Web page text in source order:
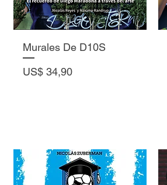
Vista rápida
Murales De D10S
Precio
US$ 34,90